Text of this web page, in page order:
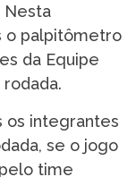
Nesta
o palpitômetro
da Equipe
os integrantes
se o jogo
time